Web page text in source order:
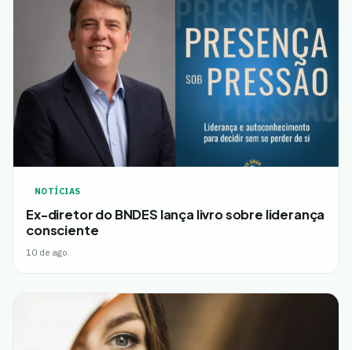
NOTÍCIAS
Ex-diretor do BNDES lança livro sobre liderança
consciente
10 de ago.